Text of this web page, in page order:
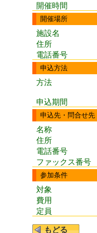
開催時間
開催場所
施設名
住所
電話番号
申込方法
方法
申込期間
申込先・問合せ先
名称
住所
電話番号
ファックス番号
参加条件
対象
費用
定員